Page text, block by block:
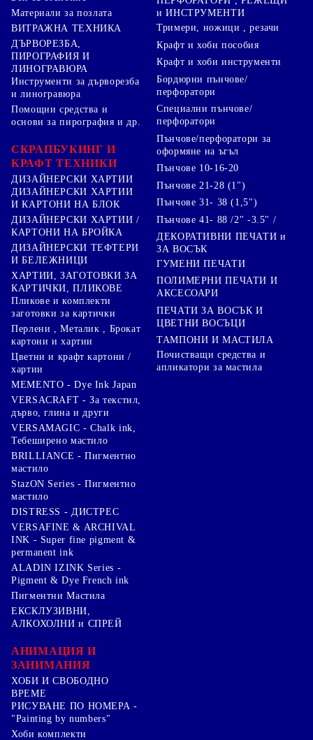
Материали за позлата
ВИТРАЖНА ТЕХНИКА
ДЪРВОРЕЗБА,
ПИРОГРАФИЯ И
ЛИНОГРАВЮРА
Инструменти за дърворезба
и линогравюра
Помощни средства и
основи за пирография и др.
СКРАПБУКИНГ И
КРАФТ ТЕХНИКИ
ДИЗАЙНЕРСКИ ХАРТИИ
ДИЗАЙНЕРСКИ ХАРТИИ
И КАРТОНИ НА БЛОК
ДИЗАЙНЕРСКИ ХАРТИИ /
КАРТОНИ НА БРОЙКА
ДИЗАЙНЕРСКИ ТЕФТЕРИ
И БЕЛЕЖНИЦИ
ХАРТИИ, ЗАГОТОВКИ ЗА
КАРТИЧКИ, ПЛИКОВЕ
Пликове и комплекти
заготовки за картички
Перлени , Металик , Брокат
картони и хартии
Цветни и крафт картони /
хартии
и ИНСТРУМЕНТИ
Тримери, ножици , резачи
Крафт и хоби пособия
Крафт и хоби инструменти
Бордюрни пънчове/
перфоратори
Специални пънчове/
перфоратори
Пънчове/перфоратори за
оформяне на ъгъл
Пънчове 10-16-20
Пънчове 21-28 (1")
Пънчове 31- 38 (1,5")
Пънчове 41- 88 /2" -3.5" /
ДЕКОРАТИВНИ ПЕЧАТИ и
ЗА ВОСЪК
ГУМЕНИ ПЕЧАТИ
ПОЛИМЕРНИ ПЕЧАТИ И
АКСЕСОАРИ
ПЕЧАТИ ЗА ВОСЪК И
ЦВЕТНИ ВОСЪЦИ
ТАМПОНИ И МАСТИЛА
Почистващи средства и
апликатори за мастила
MEMENTO - Dye Ink Japan
VERSACRAFT - За текстил,
дърво, глина и други
VERSAMAGIC - Chalk ink,
Тебеширено мастило
BRILLIANCE - Пигментно
мастило
StazON Series - Пигментно
мастило
DISTRESS - ДИСТРЕС
VERSAFINE & ARCHIVAL
INK - Super fine pigment &
permanent ink
ALADIN IZINK Series -
Pigment & Dye French ink
Пигментни Мастила
ЕКСКЛУЗИВНИ,
АЛКОХОЛНИ и СПРЕЙ
АНИМАЦИЯ И
ЗАНИМАНИЯ
ХОБИ И СВОБОДНО
ВРЕМЕ
РИСУВАНЕ ПО НОМЕРА -
"Painting by numbers"
Хоби комплекти